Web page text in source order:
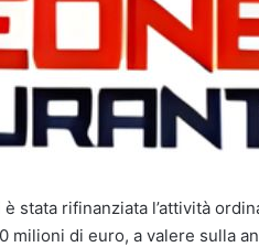
stata rifinanziata l’attività
milioni di euro, a valere sulla